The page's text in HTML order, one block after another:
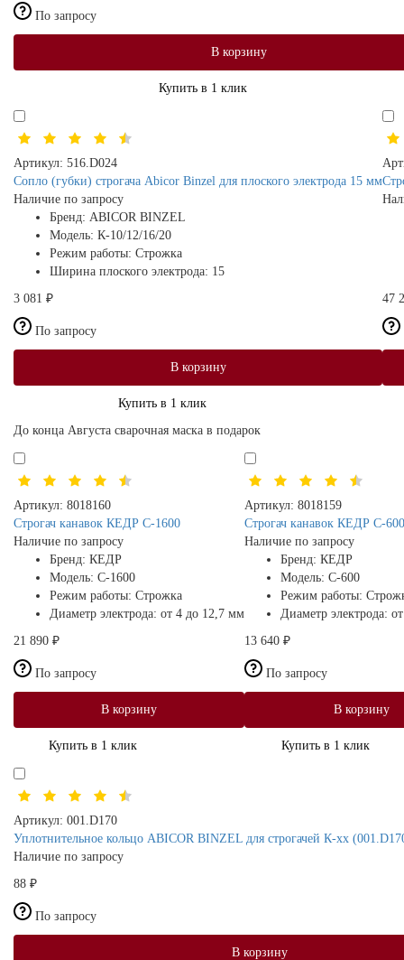
По запросу
В корзину
Купить в 1 клик
Артикул: 516.D024
Сопло (губки) строгача Abicor Binzel для плоского электрода 15 мм
Наличие по запросу
Бренд: ABICOR BINZEL
Модель: К-10/12/16/20
Режим работы: Строжка
Ширина плоского электрода: 15
3 081 ₽
По запросу
В корзину
Купить в 1 клик
47
До конца Августа сварочная маска в подарок
Артикул: 8018160
Строгач канавок КЕДР C-1600
Наличие по запросу
Бренд: КЕДР
Модель: C-1600
Режим работы: Строжка
Диаметр электрода: от 4 до 12,7 мм
21 890 ₽
По запросу
В корзину
Купить в 1 клик
Артикул: 8018159
Строгач канавок КЕДР C-600
Наличие по запросу
Бренд: КЕДР
Модель: C-600
Режим работы:
Диаметр электрода:
13 640 ₽
По запросу
В корзину
Купить в 1 клик
Артикул: 001.D170
Уплотнительное кольцо ABICOR BINZEL для строгачей К-хх
Наличие по запросу
88 ₽
По запросу
В корзину